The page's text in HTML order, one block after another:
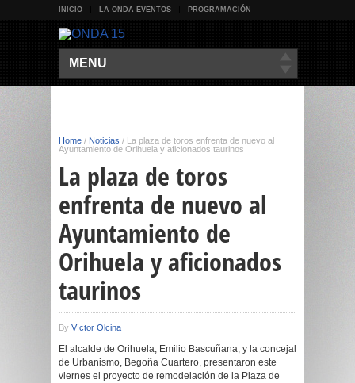
INICIO LA ONDA EVENTOS PROGRAMACIÓN
MENU
Home / Noticias / La plaza de toros enfrenta de nuevo al
Ayuntamiento de Orihuela y aficionados taurinos
La plaza de toros
enfrenta de nuevo al
Ayuntamiento de
Orihuela y aficionados
taurinos
By Víctor Olcina
El alcalde de Orihuela, Emilio Bascuñana, y la concejal
de Urbanismo, Begoña Cuartero, presentaron este
viernes el proyecto de remodelación de la Plaza de